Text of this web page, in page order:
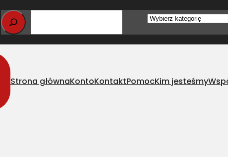
Wybierz
Strona głównaKontoKontaktPomocKim jesteśmy
CL 756051.0 L=L